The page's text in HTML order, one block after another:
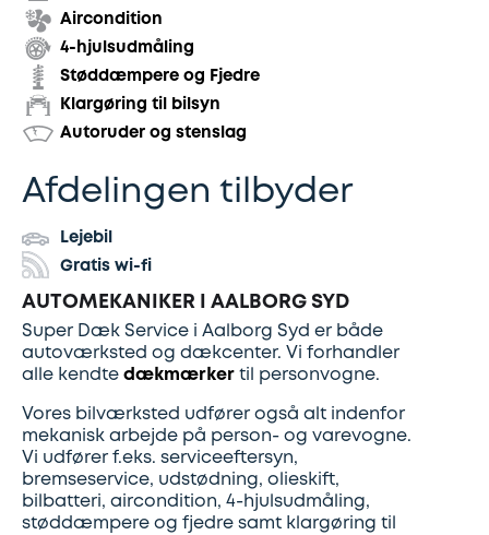
Serviceaftale
Udstødning
Mobilitet
Fdm
kvalitetskontrol
Finansiering
Se
alle
services
her
Aircondition
4-hjulsudmåling
Støddæmpere og Fjedre
Klargøring til bilsyn
Autoruder og stenslag
Afdelingen tilbyder
Lejebil
Gratis wi-fi
AUTOMEKANIKER I AALBORG SYD
Super Dæk Service i Aalborg Syd er både
autoværksted og dækcenter. Vi forhandler
alle kendte dækmærker til personvogne.
Vores bilværksted udfører også alt indenfor
mekanisk arbejde på person- og varevogne.
Vi udfører f.eks. serviceeftersyn,
bremseservice, udstødning, olieskift,
bilbatteri, aircondition, 4-hjulsudmåling,
støddæmpere og fjedre samt klargøring til